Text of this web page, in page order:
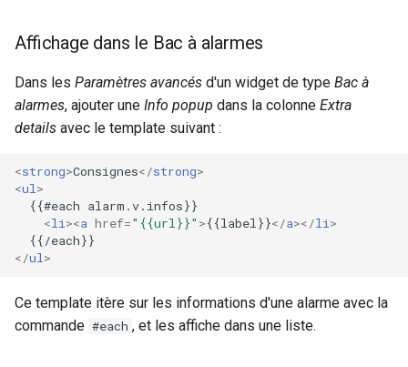
Affichage dans le Bac à alarmes
Dans les Paramètres avancés d'un widget de type Bac à
alarmes, ajouter une Info popup dans la colonne Extra
details avec le template suivant :
<strong>Consignes</strong>
<ul>
  {{#each alarm.v.infos}}
<li><a href="{{url}}" >{{label}}</a></li>
</ul>
Ce template itère sur les informations d'une alarme avec la
commande #each , et les affiche dans une liste.